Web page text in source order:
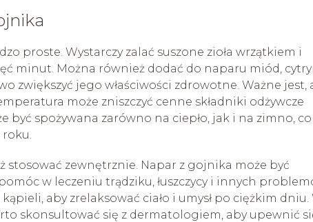
proste. Wystarczy zalać suszone zioła wrzątkiem i
minut. Można również dodać do naparu miód,
zwiększyć jego właściwości zdrowotne. Ważne jest,
może zniszczyć cenne składniki odżywcze
być spożywana zarówno na ciepło, jak i na zimno, co
zewnętrznie. Napar z gojnika może być
w leczeniu trądziku, łuszczycy i innych
aby zrelaksować ciało i umysł po ciężkim dniu.
skonsultować się z dermatologiem, aby upewnić